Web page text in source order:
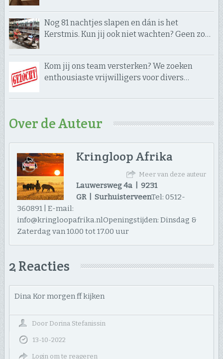
Nog 81 nachtjes slapen en dán is het
Kerstmis. Kun jij ook niet wachten? Geen zo…
Kom jij ons team versterken? We zoeken
enthousiaste vrijwilligers voor divers…
Over de Auteur
Kringloop Afrika
Meer van deze auteur
Lauwersweg 4a | 9231
GR | SurhuisterveenTel: 0512-
360891 | E-mail:
info@kringloopafrika.nlOpeningstijden: Dinsdag &
Zaterdag van 10.00 tot 17.00 uur
2 Reacties
Dina Kor morgen ff kijken
Door Dorina Stefanissin
13-10-2022
Login om te reageren